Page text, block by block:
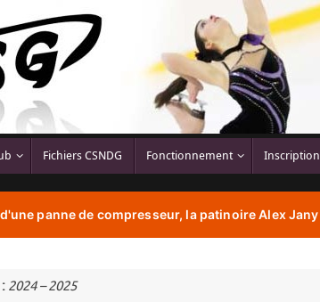
Fichiers CSNDG Fonctionnement
panne de compresseur, la patinoire Alex
2024 – 2025